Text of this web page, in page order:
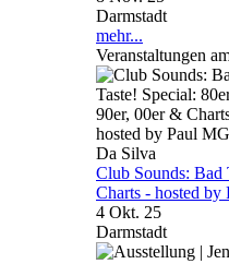
Darmstadt
mehr...
Veranstaltungen
Club Sounds: Bad
Charts - hosted
4 Okt. 25
Darmstadt